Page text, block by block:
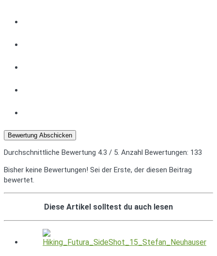
Bewertung Abschicken
Durchschnittliche Bewertung 4.3 / 5. Anzahl Bewertungen: 133
Bisher keine Bewertungen! Sei der Erste, der diesen Beitrag
bewertet.
Diese Artikel solltest du auch lesen